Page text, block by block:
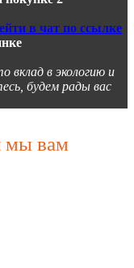
в чат по ссылке
вклад в экологию и
будем рады вас
мы вам